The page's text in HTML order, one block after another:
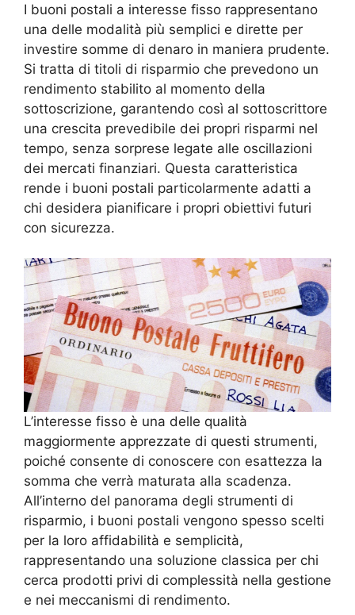
I buoni postali a interesse fisso rappresentano
una delle modalità più semplici e dirette per
investire somme di denaro in maniera prudente.
Si tratta di titoli di risparmio che prevedono un
rendimento stabilito al momento della
sottoscrizione, garantendo così al sottoscrittore
una crescita prevedibile dei propri risparmi nel
tempo, senza sorprese legate alle oscillazioni
dei mercati finanziari. Questa caratteristica
rende i buoni postali particolarmente adatti a
chi desidera pianificare i propri obiettivi futuri
con sicurezza.
L’interesse fisso è una delle qualità
maggiormente apprezzate di questi strumenti,
poiché consente di conoscere con esattezza la
somma che verrà maturata alla scadenza.
All’interno del panorama degli strumenti di
risparmio, i buoni postali vengono spesso scelti
per la loro affidabilità e semplicità,
rappresentando una soluzione classica per chi
cerca prodotti privi di complessità nella gestione
e nei meccanismi di rendimento.